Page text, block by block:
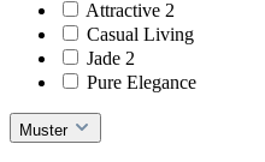
Attractive 2
Casual Living
Jade 2
Pure Elegance
Muster